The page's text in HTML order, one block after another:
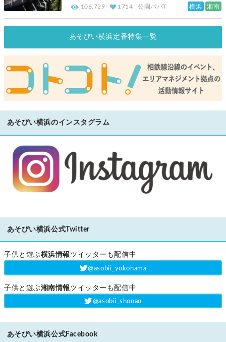
106,729 1714 公園パパT 横浜 湘南
あそびい横浜定番特集一覧
あそびい横浜のインスタグラム
あそびい横浜公式Twitter
子供と遊ぶ横浜情報 ツイッターも配信中
‎@asobii_yokohama
子供と遊ぶ湘南情報 ツイッターも配信中
‎@asobii_shonan
あそびい横浜公式Facebook